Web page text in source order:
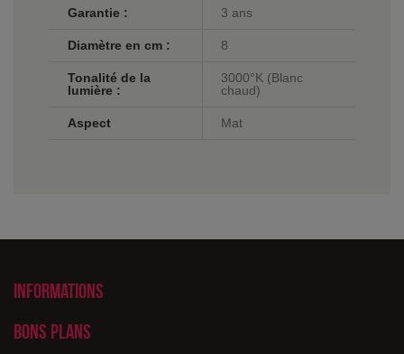
Garantie : 3 ans
Diamètre en cm : 8
Tonalité de la
lumière :
3000°K (Blanc
chaud)
Aspect Mat
Informations
Bons plans